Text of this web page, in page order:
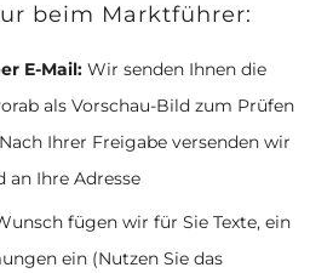
beim Marktführer:
E-Mail: Wir senden Ihnen die
als Vorschau-Bild zum Prüfen
Ihrer Freigabe versenden wir
an Ihre Adresse
fügen wir für Sie Texte, ein
ein (Nutzen Sie das